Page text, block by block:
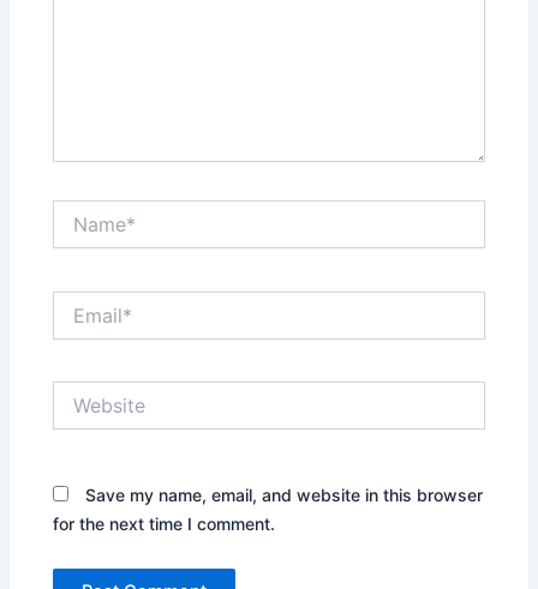
Save my name, email, and website in this browser
for the next time I comment.